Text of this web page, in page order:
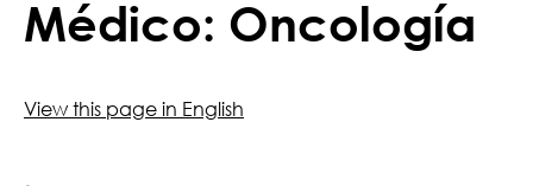
Médico: Oncología
View this page in English